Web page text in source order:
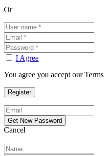
Or
I Agree
You agree you accept our
Cancel